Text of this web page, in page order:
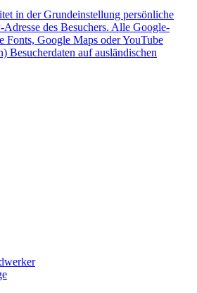
in der Grundeinstellung persönliche
des Besuchers. Alle Google-
Fonts, Google Maps oder YouTube
Besucherdaten auf ausländischen